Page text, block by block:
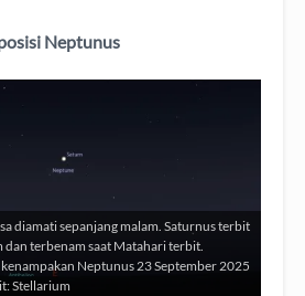
Neptunus
diamati sepanjang malam. Saturnus terbit
dan terbenam saat Matahari terbit.
Neptunus 23 September 2025
Stellarium